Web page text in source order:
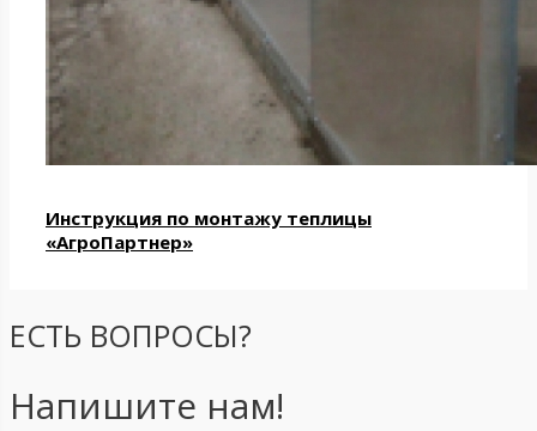
Инструкция по монтажу теплицы
«АгроПартнер»
ЕСТЬ ВОПРОСЫ?
Напишите нам!